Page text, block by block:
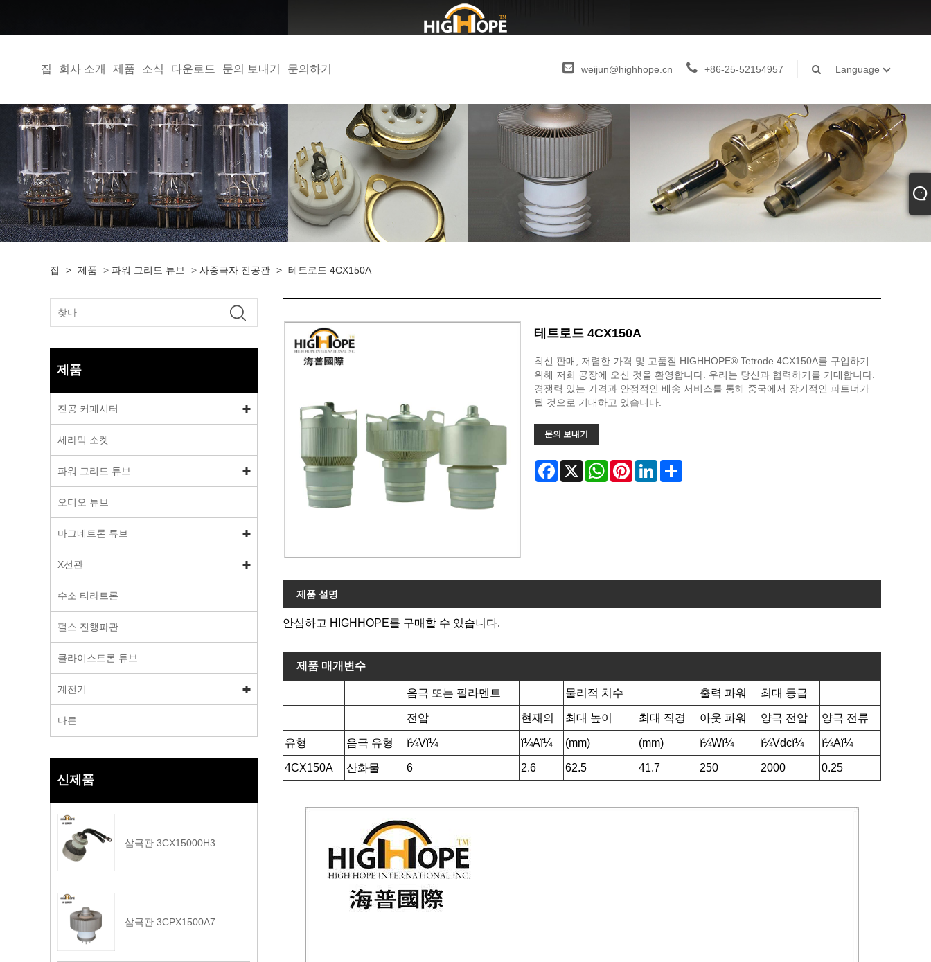
집 회사 소개 제품 소식 다운로드 문의 보내기 문의하기 weijun@highhope.cn +86-25-52154957 Language
집 > 제품 > 파워 그리드 튜브 > 사중극자 진공관 > 테트로드 4CX150A
제품
진공 커패시터
세라믹 소켓
파워 그리드 튜브
오디오 튜브
마그네트론 튜브
X선관
수소 티라트론
펄스 진행파관
클라이스트론 튜브
계전기
다른
신제품
삼극관 3CX15000H3
삼극관 3CPX1500A7
테트로드 4CX150A
최신 판매, 저렴한 가격 및 고품질 HIGHHOPE® Tetrode 4CX150A를 구입하기
위해 저희 공장에 오신 것을 환영합니다. 우리는 당신과 협력하기를 기대합니다.
경쟁력 있는 가격과 안정적인 배송 서비스를 통해 중국에서 장기적인 파트너가
될 것으로 기대하고 있습니다.
문의 보내기
Facebook
X WhatsAppPinterestLinkedInShare
제품 설명
안심하고 HIGHHOPE를 구매할 수 있습니다.
제품 매개변수
음극 또는 필라멘트 물리적 치수 출력 파워 최대 등급
전압 현재의 최대 높이 최대 직경 아웃 파워 양극 전압 양극 전류
유형 음극 유형 ï¼Vï¼ ï¼Aï¼ (mm) (mm) ï¼Wï¼ ï¼Vdcï¼ ï¼Aï¼
4CX150A 산화물 6 2.6 62.5 41.7 250 2000 0.25